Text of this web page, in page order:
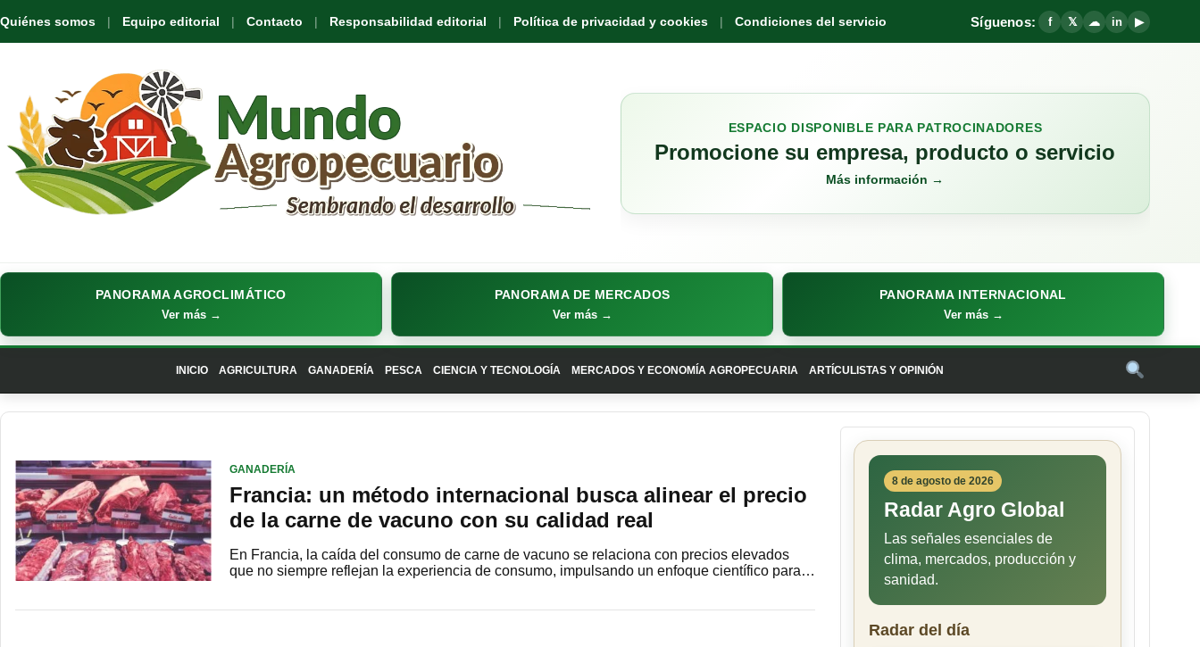
Quiénes somos Equipo editorial Contacto Responsabilidad editorial Política de privacidad y cookies Condiciones del servicio Síguenos: f 𝕏 ☁ in ▶
ESPACIO DISPONIBLE PARA PATROCINADORES
Promocione su empresa, producto o servicio
Más información →
PANORAMA AGROCLIMÁTICO
Ver más →
PANORAMA DE MERCADOS
Ver más →
PANORAMA INTERNACIONAL
Ver más →
INICIO AGRICULTURA GANADERÍA PESCA CIENCIA Y TECNOLOGÍA MERCADOS Y ECONOMÍA AGROPECUARIA ARTÍCULISTAS Y OPINIÓN
GANADERÍA
Francia: un método internacional busca alinear el precio
de la carne de vacuno con su calidad real
En Francia, la caída del consumo de carne de vacuno se relaciona con precios elevados
que no siempre reflejan la experiencia de consumo, impulsando un enfoque científico para…
8 de agosto de 2026
Radar Agro Global
Las señales esenciales de
clima, mercados, producción y
sanidad.
Radar del día